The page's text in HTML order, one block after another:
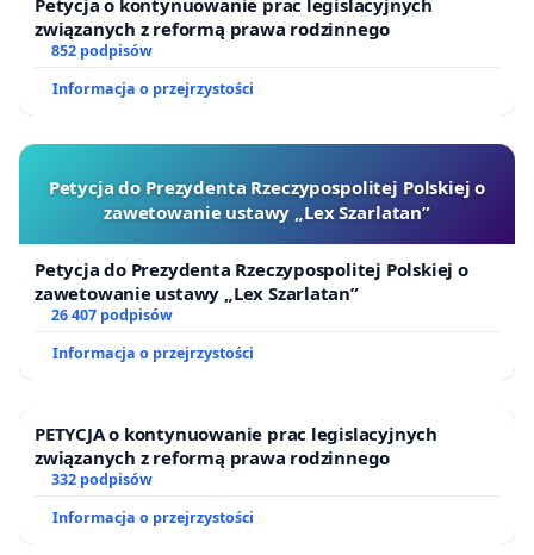
pomorskie
Joanna Czerska-Thomas, Prezes Fundacji M4Bizz
Barbara Grajek, Prezes Towarzystwa Pomocy
Irena Bujalska – Łęgowska, Prezes Stowarzyszenia
„Ratujmy Azora i Mruczka”
Magdalena Pietsch, Prezes Bydgoskiego Klubu
Przyjaciół Zwierząt
związanych z reformą prawa rodzinnego
852 podpisów
Informacja o przejrzystości
Petycja do Prezydenta Rzeczypospolitej Polskiej o
zawetowanie ustawy „Lex Szarlatan”
Petycja do Prezydenta Rzeczypospolitej Polskiej o
zawetowanie ustawy „Lex Szarlatan”
26 407 podpisów
Informacja o przejrzystości
PETYCJA o kontynuowanie prac legislacyjnych
związanych z reformą prawa rodzinnego
332 podpisów
Informacja o przejrzystości